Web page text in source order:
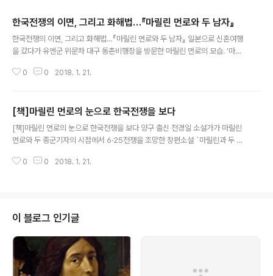
한국전쟁의 이면, 그리고 화해법…『마릴린 먼로와 두 남자』
한국전쟁의 이면, 그리고 화해법…『마릴린 먼로와 두 남자』 일본으로 신혼여행
을 갔다가 유엔군 위문차 대구 동촌비행장을 방문한 마릴린 먼로의 모습. '마릴
2월 대구 동촌비행장을 방문했다. 당시 마릴린 먼로(이하 먼로)는 미국 프로야
있던 유엔군 위문 공연 때문이었다. 대구를 방문했을 때는 배우 백성희와 최은
희가 마중을 나갔으며, 동촌비행장은 환영 인파로 난리가 났다. 먼로는 4일 동
안 대구에 머물면서 총 10차례의 대대적인 공연을 펼쳤다. 영하의 추운 날씨에
0 0 2018. 1. 21.
[책]마릴린 먼로의 눈으로 한국전쟁을 보다
[책]마릴린 먼로의 눈으로 한국전쟁을 보다 양구 출신 전경일 소설가가 마릴린
먼로와 두 종군기자의 시점에서 6·25전쟁을 조망한 장편소설 `마릴린과 두 남
종군기자의 회고를 통해 바라본 6·25전쟁은 이념전쟁과 관련된 개인의 삶이 어
는 동료 연예인들과 함께 소련 입구 비자를 신청했던 것을 계기로 FBI로부터 사
찰당한다. 6·25전쟁을 제 3자의 눈으로 응시해 종군기자들이 느낄 법한 진실을
향한 고뇌를..
0 0 2018. 1. 21.
이 블로그 인기글